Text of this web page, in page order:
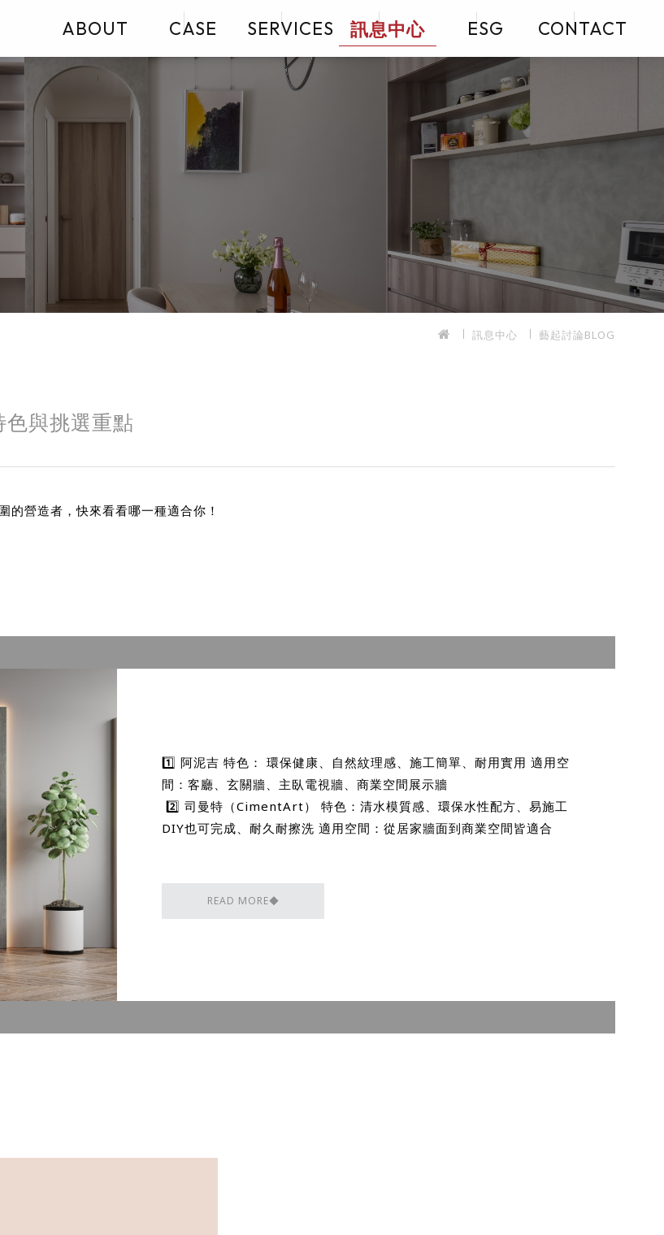
ABOUT CASE SERVICES 訊息中心 ESG CONTACT
訊息中心 藝起討論BLOG
與挑選重點
的營造者，快來看看哪一種適合你！
1️⃣ 阿泥吉 特色： 環保健康、自然紋理感、施工簡單、耐用實用 適用空
間：客廳、玄關牆、主臥電視牆、商業空間展示牆
2️⃣ 司曼特（CimentArt） 特色：清水模質感、環保水性配方、易施工
DIY也可完成、耐久耐擦洗 適用空間：從居家牆面到商業空間皆適合
READ MORE◆